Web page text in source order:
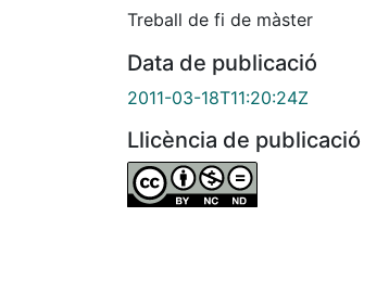
Treball de fi de màster
Data de publicació
2011-03-18T11:20:24Z
Llicència de publicació